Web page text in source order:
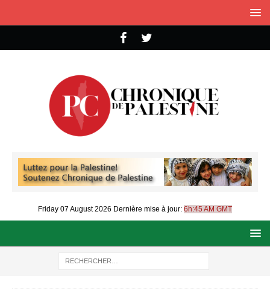
Friday 07 August 2026 Dernière mise à jour: 6h:45 AM GMT